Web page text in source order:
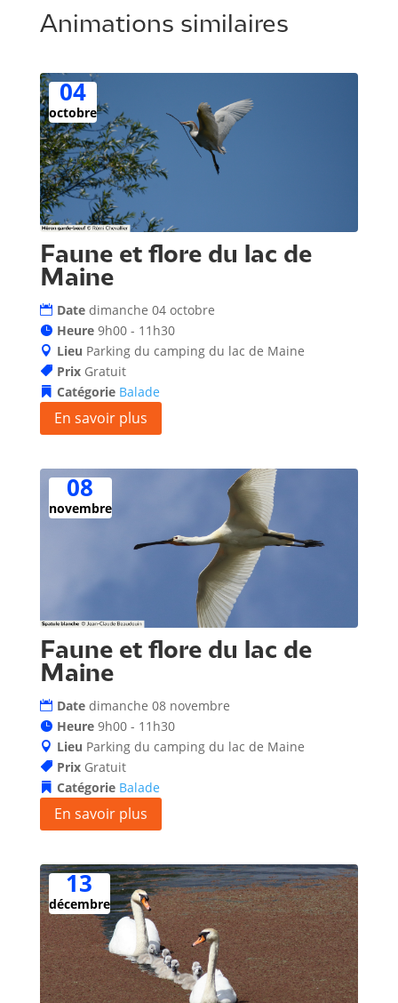
Animations similaires
04
octobre
Faune et flore du lac de
Maine
Date dimanche 04 octobre
Heure 9h00 - 11h30
Lieu Parking du camping du lac de Maine
Prix Gratuit
Catégorie Balade
En savoir plus
08
novembre
Faune et flore du lac de
Maine
Date dimanche 08 novembre
Heure 9h00 - 11h30
Lieu Parking du camping du lac de Maine
Prix Gratuit
Catégorie Balade
En savoir plus
13
décembre